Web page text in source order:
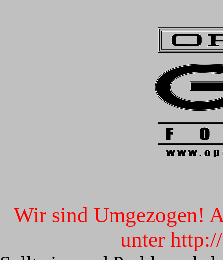
Wir sind Umgezogen!
unter